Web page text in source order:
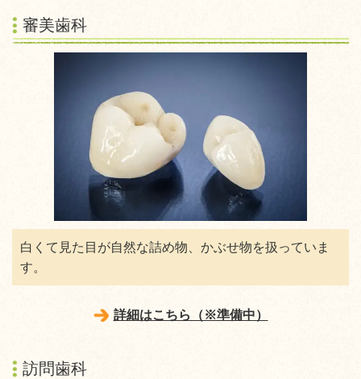
審美歯科
白くて見た目が自然な詰め物、かぶせ物を扱っていま
す。
詳細はこちら（※準備中）
訪問歯科